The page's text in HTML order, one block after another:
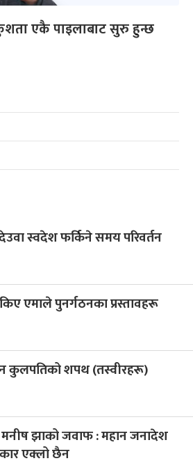
एकै पाइलाबाट सुरु हुन्छ
स्वदेश फर्किने समय परिवर्तन
एमाले पुनर्गठनका प्रस्तावहरू
कुलपतिको शपथ (तस्वीरहरू)
झाको जवाफ : महान जनादेश
एक्लो छैन